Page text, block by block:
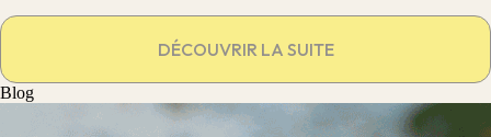
DÉCOUVRIR LA SUITE
Blog